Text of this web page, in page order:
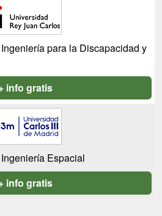
para la Discapacidad y
info gratis
Espacial
info gratis